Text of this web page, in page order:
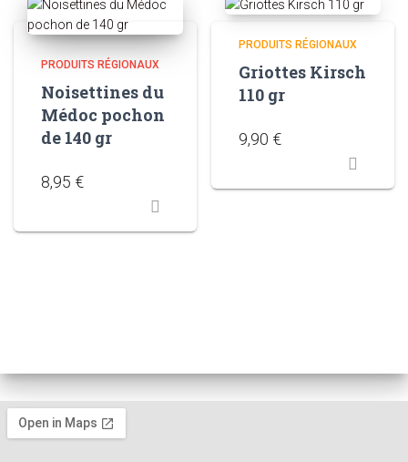
PRODUITS RÉGIONAUX
Noisettines du
Médoc pochon
de 140 gr
8,95 €
PRODUITS RÉGIONAUX
Griottes Kirsch
110 gr
9,90 €